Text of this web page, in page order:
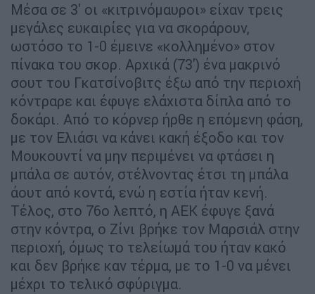
Μέσα σε 3' οι «κιτρινόμαυροι» είχαν τρεις
μεγάλες ευκαιρίες για να σκοράρουν,
ωστόσο το 1-0 έμεινε «κολλημένο» στον
πίνακα του σκορ. Αρχικά (73') ένα μακρινό
σουτ του Γκατσίνοβιτς έξω από την περιοχή
κόντραρε και έφυγε ελάχιστα δίπλα από το
δοκάρι. Από το κόρνερ ήρθε η επόμενη φάση,
με τον Ελιάσι να κάνει κακή έξοδο και τον
Μουκουντί να μην περιμένει να φτάσει η
μπάλα σε αυτόν, στέλνοντας έτσι τη μπάλα
άουτ από κοντά, ενώ η εστία ήταν κενή.
Τέλος, στο 76ο λεπτό, η ΑΕΚ έφυγε ξανά
στην κόντρα, ο Ζίνι βρήκε τον Μαρσιάλ στην
περιοχή, όμως το τελείωμά του ήταν κακό
και δεν βρήκε καν τέρμα, με το 1-0 να μένει
μέχρι το τελικό σφύριγμα.